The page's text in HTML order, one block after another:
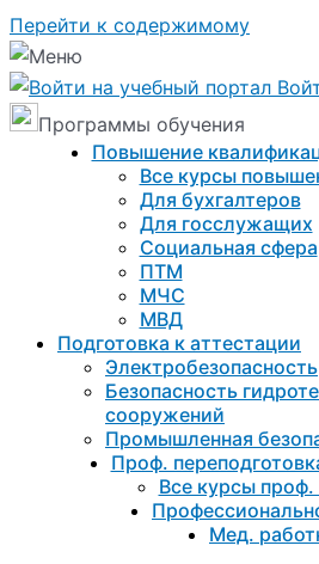
Перейти к содержимому
Программы обучения
Повышение
Все курсы
Для бухгалтеров
Для госслужащих
Социальная сфера
ПТМ
МЧС
МВД
Подготовка к aттестации
Электробезопасность
Безопасность
сооружений
Промышленная
Проф.
Все курсы проф.
Мед.